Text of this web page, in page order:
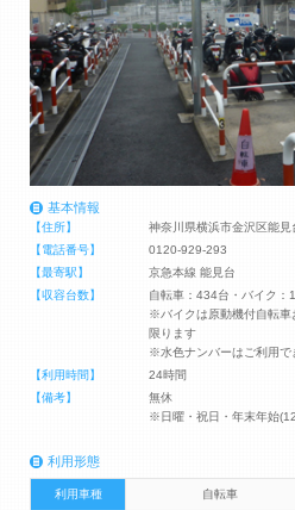
基本情報
【住所】
神奈川県横浜市金沢区能見
【電話番号】
0120-929-293
【最寄駅】
京急本線 能見台
【収容台数】
自転車：434台・バイク：
※バイクは原動機付自転車
限ります
※水色ナンバーはご利用で
【利用時間】
24時間
【備考】
無休
※日曜・祝日・年末年始
利用形態
利用車種 自転車